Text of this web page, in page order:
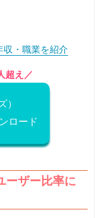
収・職業を紹介
超え／
）
ロード
ーザー比率に